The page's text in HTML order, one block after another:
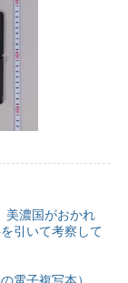
濃国がおかれ
引いて考察して